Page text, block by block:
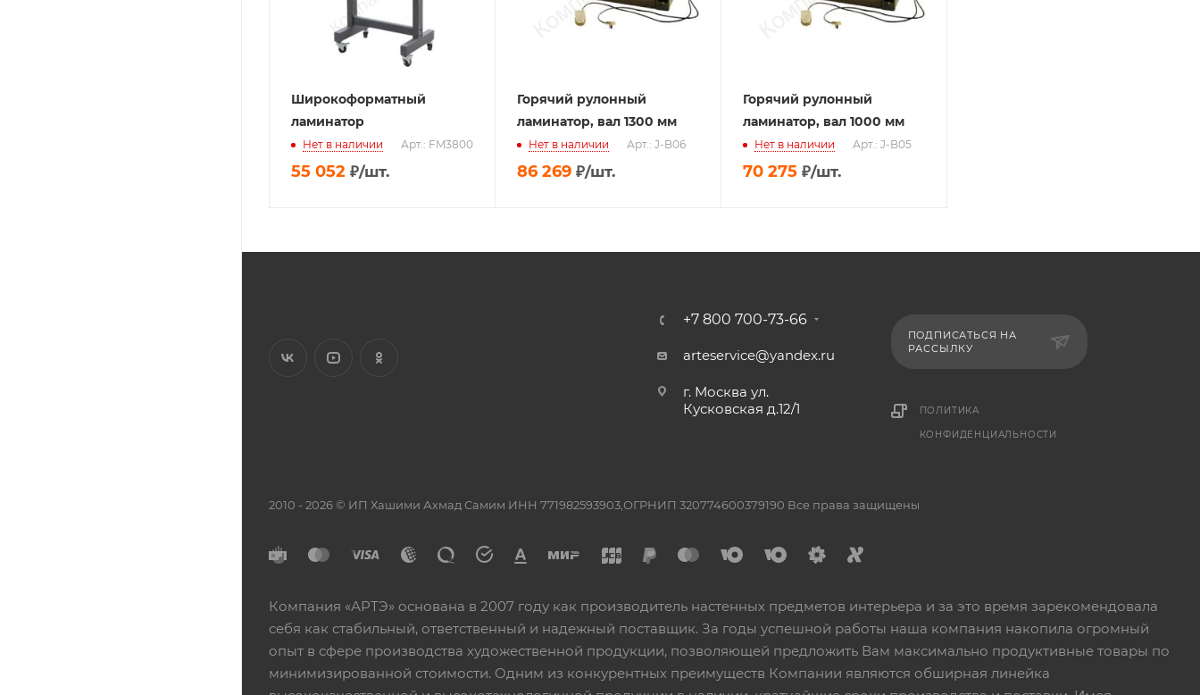
Широкоформатный
ламинатор
Нет в наличии Арт.: FM3800
55 052 ₽/шт.
Горячий рулонный
ламинатор, вал 1300 мм
Нет в наличии Арт.: J-B06
86 269 ₽/шт.
Горячий рулонный
ламинатор, вал 1000 мм
Нет в наличии Арт.: J-B05
70 275 ₽/шт.
+7 800 700-73-66
arteservice@yandex.ru
г. Москва ул.
Кусковская д.12/1
ПОДПИСАТЬСЯ НА
РАССЫЛКУ
ПОЛИТИКА
КОНФИДЕНЦИАЛЬНОСТИ
2010 - 2026 © ИП Хашими Ахмад Самим ИНН 771982593903,ОГРНИП 320774600379190 Все права защищены
Компания «АРТЭ» основана в 2007 году как производитель настенных предметов интерьера и за это время зарекомендовала
себя как стабильный, ответственный и надежный поставщик. За годы успешной работы наша компания накопила огромный
опыт в сфере производства художественной продукции, позволяющей предложить Вам максимально продуктивные товары по
минимизированной стоимости. Одним из конкурентных преимуществ Компании являются обширная линейка